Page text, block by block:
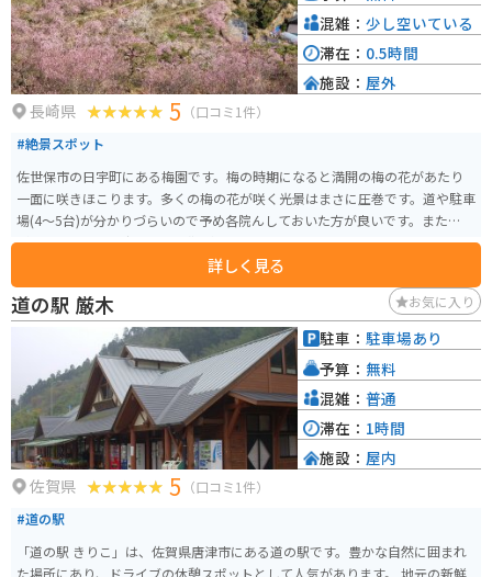
長崎県 5 （口コミ1件）
#絶景スポット
佐世保市の日宇町にある梅園です。梅の時期になると満開の梅の花があたり
一面に咲きほこります。多くの梅の花が咲く光景はまさに圧巻です。道や駐車
場(4～5台)が分かりづらいので予め各院んしておいた方が良いです。また、道
が急こう配なので歩きやすい靴がオススメです。
詳しく見る
混雑： 少し空いている
滞在： 0.5時間
施設： 屋外
道の駅 厳木 お気に入り
佐賀県 5 （口コミ1件）
#道の駅
「道の駅 きりこ」は、佐賀県唐津市にある道の駅です。豊かな自然に囲まれ
駐車： 駐車場あり
予算： 無料
混雑： 普通
滞在： 1時間
施設： 屋内